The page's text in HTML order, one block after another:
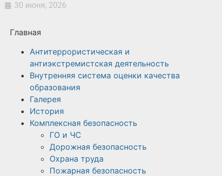
30 июня, 2026
Главная
Антитеррористическая и
антиэкстремистская деятельность
Внутренняя система оценки качества
образования
Галерея
История
Комплексная безопасность
ГО и ЧС
Дорожная безопасность
Охрана труда
Пожарная безопасность